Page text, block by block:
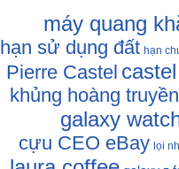
máy quang
hạn sử dụng đất hạn
Pierre Castel
khủng hoàng
galaxy
cựu CEO eBay lọi